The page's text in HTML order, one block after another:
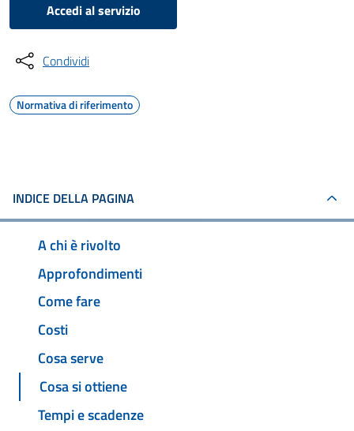
Accedi al servizio
Condividi
Normativa di riferimento
INDICE DELLA PAGINA
A chi è rivolto
Approfondimenti
Come fare
Costi
Cosa serve
Cosa si ottiene
Tempi e scadenze